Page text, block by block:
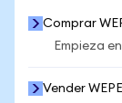
Comprar
Empieza
Vender WEPE